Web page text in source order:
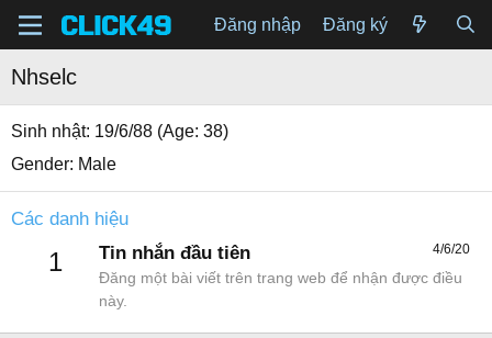
Đăng nhập Đăng ký
Nhselc
Sinh nhật 19/6/88 (Age: 38)
Gender Male
Các danh hiệu
1 4/6/20
Tin nhắn đầu tiên
Đăng một bài viết trên trang web để nhận được điều
này.